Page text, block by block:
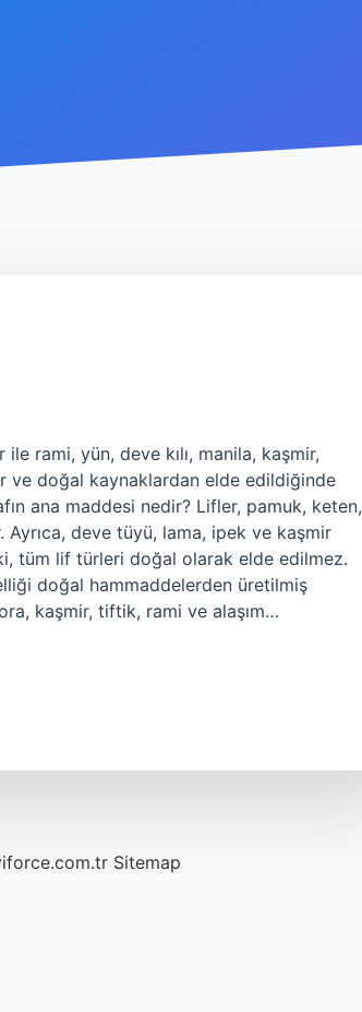
rami, yün, deve kılı, manila, kaşmir,
ve doğal kaynaklardan elde edildiğinde
ana maddesi nedir? Lifler, pamuk, keten,
deve tüyü, lama, ipek ve kaşmir
tüm lif türleri doğal olarak elde edilmez.
doğal hammaddelerden üretilmiş
kaşmir, tiftik, rami ve alaşım…
Sitemap